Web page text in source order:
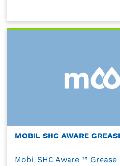
MOBIL SHC AWARE
Mobil SHC Aware ™ Grease